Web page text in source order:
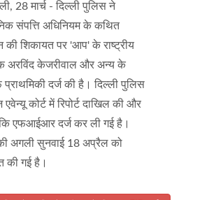
28 मार्च - दिल्ली पुलिस ने
संपत्ति अधिनियम के कथित
की शिकायत पर 'आप' के राष्ट्रीय
अरविंद केजरीवाल और अन्य के
दर्ज की है। दिल्ली पुलिस
एवेन्यू कोर्ट में रिपोर्ट दाखिल की और
कि एफआईआर दर्ज कर ली गई है।
अगली सुनवाई 18 अप्रैल को
की गई है।